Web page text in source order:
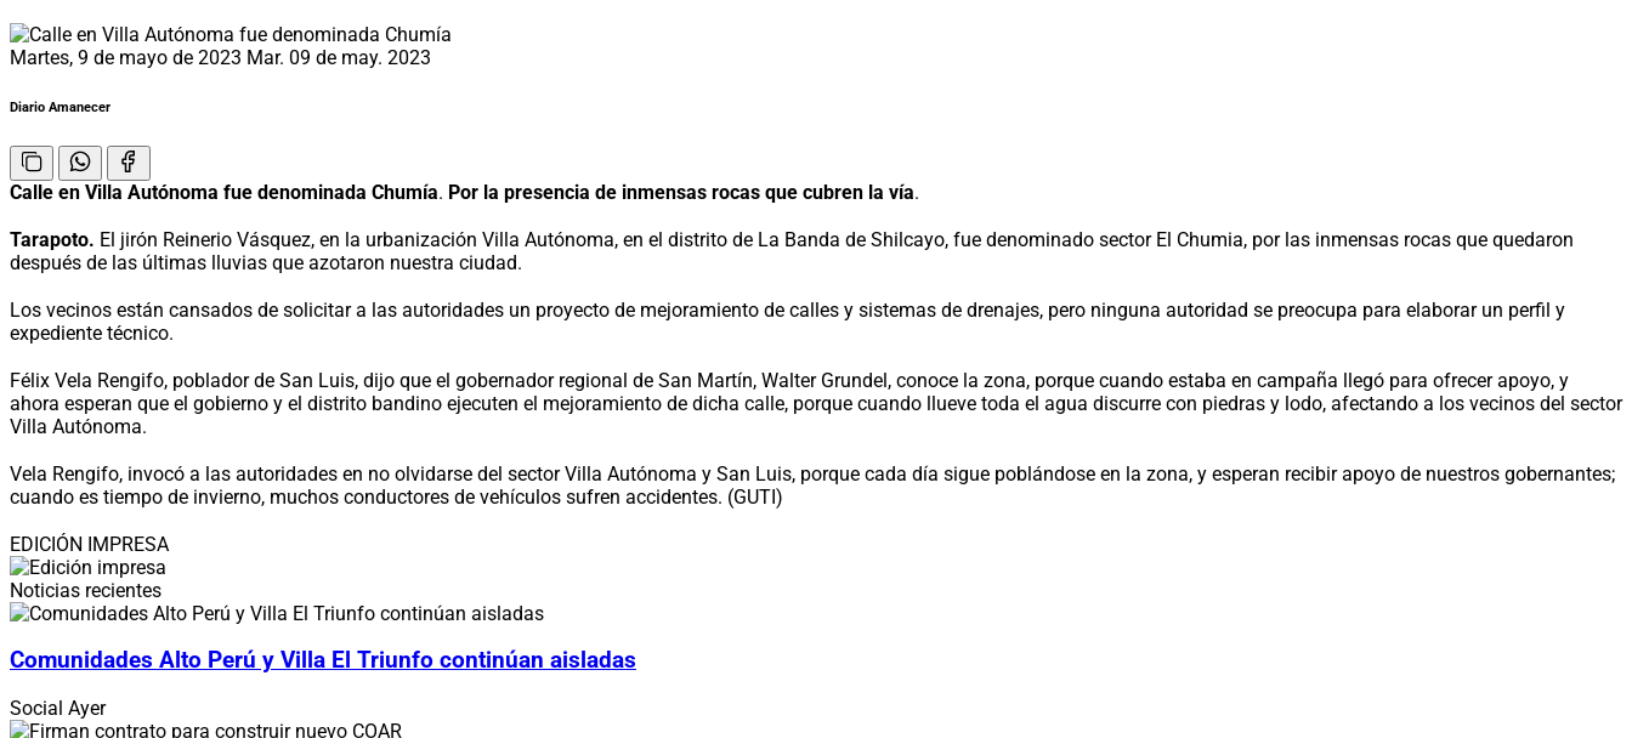
Martes, 9 de mayo de 2023 Mar. 09 de may. 2023
Diario Amanecer
Calle en Villa Autónoma fue denominada Chumía. Por la presencia de inmensas rocas que cubren la vía.
Tarapoto. El jirón Reinerio Vásquez, en la urbanización Villa Autónoma, en el distrito de La Banda de Shilcayo, fue denominado sector El Chumia, por las inmensas rocas que quedaron
después de las últimas lluvias que azotaron nuestra ciudad.
Los vecinos están cansados de solicitar a las autoridades un proyecto de mejoramiento de calles y sistemas de drenajes, pero ninguna autoridad se preocupa para elaborar un perfil y
expediente técnico.
Félix Vela Rengifo, poblador de San Luis, dijo que el gobernador regional de San Martín, Walter Grundel, conoce la zona, porque cuando estaba en campaña llegó para ofrecer apoyo, y
ahora esperan que el gobierno y el distrito bandino ejecuten el mejoramiento de dicha calle, porque cuando llueve toda el agua discurre con piedras y lodo, afectando a los vecinos del sector
Villa Autónoma.
Vela Rengifo, invocó a las autoridades en no olvidarse del sector Villa Autónoma y San Luis, porque cada día sigue poblándose en la zona, y esperan recibir apoyo de nuestros gobernantes;
cuando es tiempo de invierno, muchos conductores de vehículos sufren accidentes. (GUTI)
EDICIÓN IMPRESA
Noticias recientes
Comunidades Alto Perú y Villa El Triunfo continúan aisladas
Social Ayer